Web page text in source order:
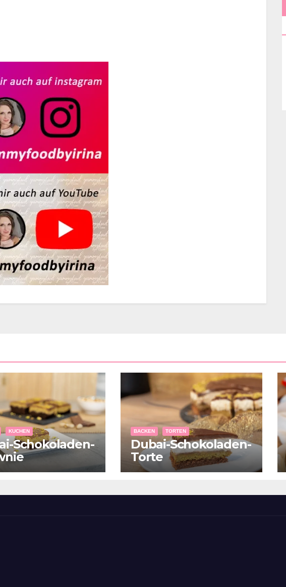
KUCHEN
Schokoladen-
BACKEN TORTEN
Dubai-Schokoladen-
Torte